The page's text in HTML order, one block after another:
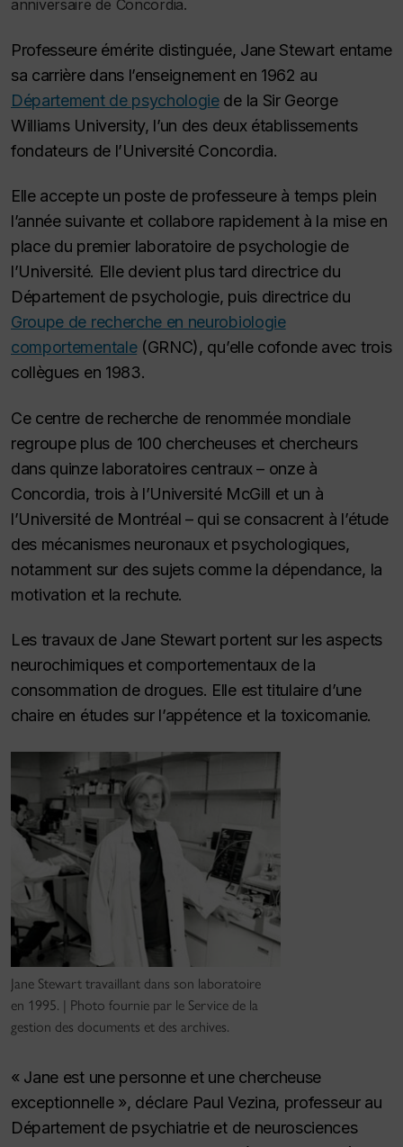
anniversaire de Concordia.
Professeure émérite distinguée, Jane Stewart entame
sa carrière dans l’enseignement en 1962 au
Département de psychologiede la Sir George
Williams University, l’un des deux établissements
fondateurs de l’Université Concordia.
Elle accepte un poste de professeure à temps plein
l’année suivante et collabore rapidement à la mise en
place du premier laboratoire de psychologie de
l’Université. Elle devient plus tard directrice du
Département de psychologie, puis directrice du
Groupe de recherche en neurobiologie
comportementale(GRNC), qu’elle cofonde avec trois
collègues en 1983.
Ce centre de recherche de renommée mondiale
regroupe plus de 100 chercheuses et chercheurs
dans quinze laboratoires centraux – onze à
Concordia, trois à l’Université McGill et un à
l’Université de Montréal – qui se consacrent à l’étude
des mécanismes neuronaux et psychologiques,
notamment sur des sujets comme la dépendance, la
motivation et la rechute.
Les travaux de Jane Stewart portent sur les aspects
neurochimiques et comportementaux de la
consommation de drogues. Elle est titulaire d’une
chaire en études sur l’appétence et la toxicomanie.
Jane Stewart travaillant dans son laboratoire
en 1995. | Photo fournie par le Service de la
gestion des documents et des archives.
« Jane est une personne et une chercheuse
exceptionnelle », déclare Paul Vezina, professeur au
Département de psychiatrie et de neurosciences